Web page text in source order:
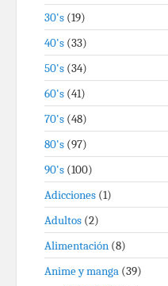
30's (19)
40's (33)
50's (34)
60's (41)
70's (48)
80's (97)
90's (100)
Adicciones (1)
Adultos (2)
Alimentación (8)
Anime y manga (39)